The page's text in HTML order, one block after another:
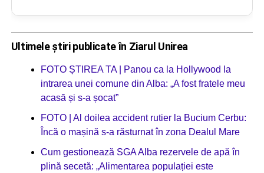
Ultimele știri publicate în Ziarul Unirea
FOTO ȘTIREA TA | Panou ca la Hollywood la
intrarea unei comune din Alba: „A fost fratele meu
acasă și s-a șocat”
FOTO | Al doilea accident rutier la Bucium Cerbu:
Încă o mașină s-a răsturnat în zona Dealul Mare
Cum gestionează SGA Alba rezervele de apă în
plină secetă: „Alimentarea populației este